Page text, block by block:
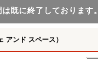
既に終了しております。
ンド スペース）